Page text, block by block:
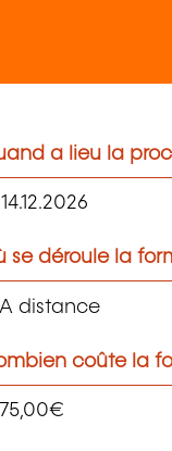
a lieu la
14.12.2026
se déroule la
A distance
coûte la